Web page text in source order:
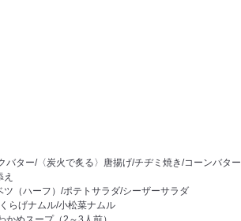
ター/〈炭火で炙る〉唐揚げ/チヂミ焼き/コーンバター
（ハーフ）/ポテトサラダ/シーザーサラダ
らげナムル/小松菜ナムル